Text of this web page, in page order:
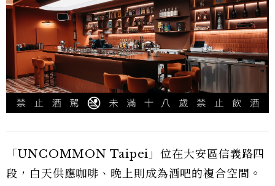
「UNCOMMON Taipei」位在大安區信義路四
段，白天供應咖啡、晚上則成為酒吧的複合空間。